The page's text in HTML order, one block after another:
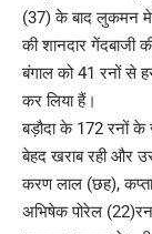
(37) के बाद लुकमन
की शानदार गेंदबाजी
बंगाल को 41 रनों से
कर लिया हैं।
बड़ौदा के 172 रनों
बेहद खराब रही और
करण लाल (छह),
अभिषेक पोरेल